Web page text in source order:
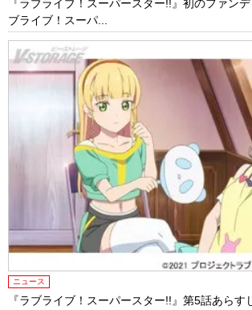
『ラブライブ！スーパースター!!』初のファン
ブライブ！スーパ...
ニュース
『ラブライブ！スーパースター!!』第5話あらす